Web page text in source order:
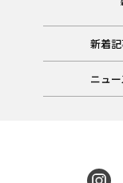
新着
ニュー